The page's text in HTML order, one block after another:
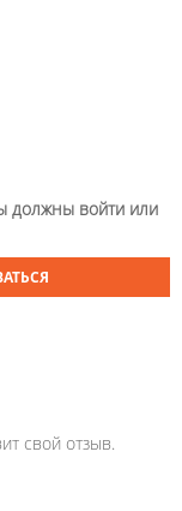
должны войти или
свой отзыв.